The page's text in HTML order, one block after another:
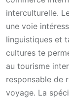
interculturelle.
une voie
linguistiques et
cultures te
au tourisme
responsable de
voyage. La